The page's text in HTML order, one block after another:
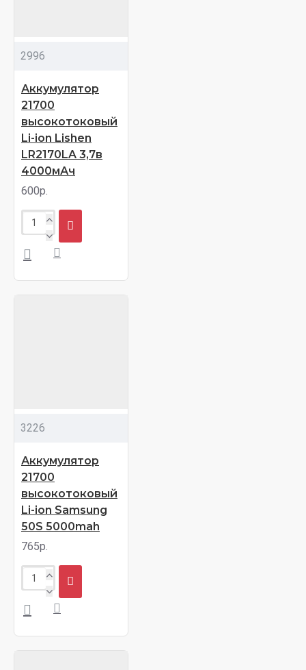
2996
Аккумулятор
21700
высокотоковый
Li-ion Lishen
LR2170LA 3,7в
4000мАч
600р.
3226
Аккумулятор
21700
высокотоковый
Li-ion Samsung
50S 5000mah
765р.